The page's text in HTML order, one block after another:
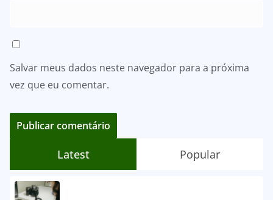
Salvar meus dados neste navegador para a próxima
vez que eu comentar.
Latest Popular